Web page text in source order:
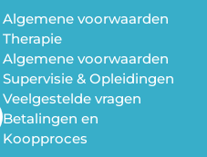
Algemene voorwaarden
Therapie
Algemene voorwaarden
Supervisie & Opleidingen
Veelgestelde vragen
Betalingen en
Koopproces